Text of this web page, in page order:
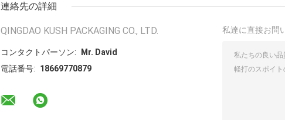
連絡先の詳細
QINGDAO KUSH PACKAGING CO., LTD.
コンタクトパーソン:
Mr. David
電話番号:
18669770879
私達に直接お問